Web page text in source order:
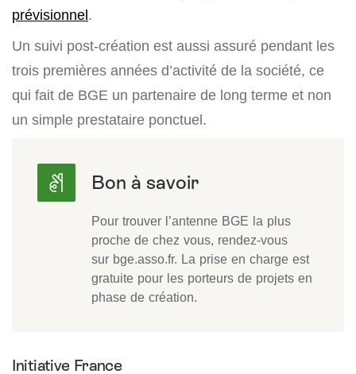
prévisionnel.
Un suivi post-création est aussi assuré pendant les
trois premières années d’activité de la société, ce
qui fait de BGE un partenaire de long terme et non
un simple prestataire ponctuel.
Pour trouver l’antenne BGE la plus
proche de chez vous, rendez-vous
sur bge.asso.fr. La prise en charge est
gratuite pour les porteurs de projets en
phase de création.
Initiative France